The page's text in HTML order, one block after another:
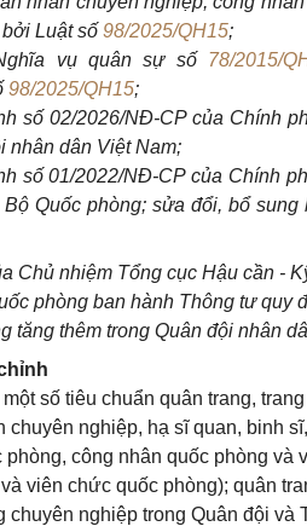
Luật số 98/2025/QH15;
vụ quân sự số 78/2015/
98/2025/QH15;
số 02/2026/NĐ-CP của Chính
nhân dân Việt Nam;
số 01/2022/NĐ-CP của Chính
Quốc phòng; sửa đổi, bổ
Chủ nhiệm Tổng cục Hậu cần -
phòng ban hành Thông tư quy
tăng thêm trong Quân đội nhân
số tiêu chuẩn quân trang,
chuyên nghiệp, hạ sĩ quan, binh
công nhân quốc phòng và
viên chức quốc phòng); quân
chuyên nghiệp trong Quân đội